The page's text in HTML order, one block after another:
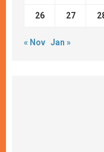
26 27
« Nov Jan »